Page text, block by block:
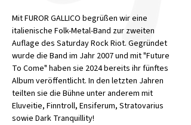
Mit FUROR GALLICO begrüßen wir eine
italienische Folk-Metal-Band zur zweiten
Auflage des Saturday Rock Riot. Gegründet
wurde die Band im Jahr 2007 und mit "Future
To Come" haben sie 2024 bereits ihr fünftes
Album veröffentlicht. In den letzten Jahren
teilten sie die Bühne unter anderem mit
Eluveitie, Finntroll, Ensiferum, Stratovarius
sowie Dark Tranquillity!